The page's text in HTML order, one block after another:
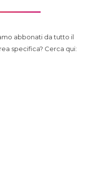
abbonati da tutto il
specifica? Cerca qui: